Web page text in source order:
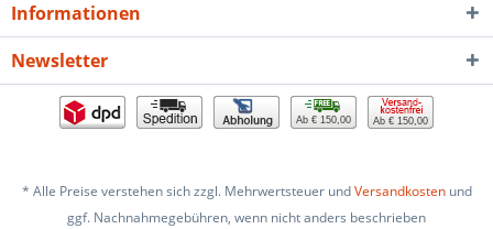
Informationen
Newsletter
Ab € 150,00 Ab € 150,00
* Alle Preise verstehen sich zzgl. Mehrwertsteuer undVersandkostenund
ggf. Nachnahmegebühren, wenn nicht anders beschrieben